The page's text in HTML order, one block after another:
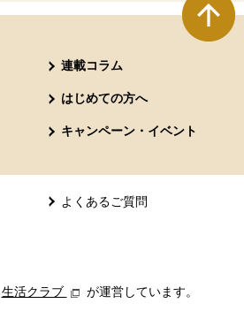
連載コラム
はじめての方へ
キャンペーン・イベント
よくあるご質問
生活クラブ 別のウィンドウで開きます。
が運営しています。